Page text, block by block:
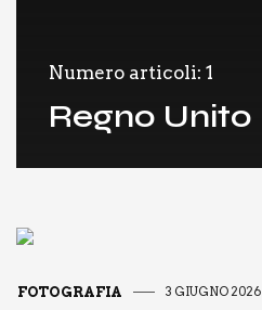
Numero articoli: 1
Regno Unito
FOTOGRAFIA 3 GIUGNO 2026